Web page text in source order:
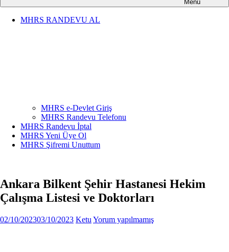
Menü
MHRS RANDEVU AL
MHRS e-Devlet Giriş
MHRS Randevu Telefonu
MHRS Randevu İptal
MHRS Yeni Üye Ol
MHRS Şifremi Unuttum
Ankara Bilkent Şehir Hastanesi Hekim
Çalışma Listesi ve Doktorları
02/10/202303/10/2023 Ketu Yorum yapılmamış